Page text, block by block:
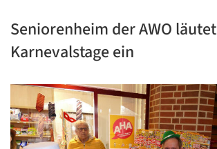
Seniorenheim der AWO läutet
Karnevalstage ein